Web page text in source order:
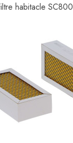
habitacle